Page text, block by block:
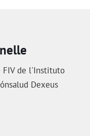
FIV de l'Instituto
Dexeus